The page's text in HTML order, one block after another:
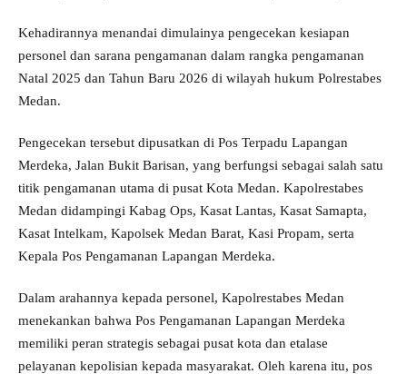
Kehadirannya menandai dimulainya pengecekan kesiapan
personel dan sarana pengamanan dalam rangka pengamanan
Natal 2025 dan Tahun Baru 2026 di wilayah hukum Polrestabes
Medan.
Pengecekan tersebut dipusatkan di Pos Terpadu Lapangan
Merdeka, Jalan Bukit Barisan, yang berfungsi sebagai salah satu
titik pengamanan utama di pusat Kota Medan. Kapolrestabes
Medan didampingi Kabag Ops, Kasat Lantas, Kasat Samapta,
Kasat Intelkam, Kapolsek Medan Barat, Kasi Propam, serta
Kepala Pos Pengamanan Lapangan Merdeka.
Dalam arahannya kepada personel, Kapolrestabes Medan
menekankan bahwa Pos Pengamanan Lapangan Merdeka
memiliki peran strategis sebagai pusat kota dan etalase
pelayanan kepolisian kepada masyarakat. Oleh karena itu, pos